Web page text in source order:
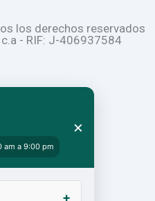
los derechos reservados
- RIF: J-406937584
am a 9:00 pm
×